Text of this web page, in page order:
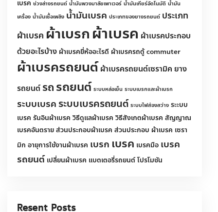
Brakepads nikoyo
NIKOYOBRAKE Nikoyo Brake
การทำงานของระบบเบรค ขายผ้าเบรค
จานเบรค ช่วงล่างรถยนต์
น้ำมันพวงมาลัยเพาเวอร์
น้ำมันเชื้อเพลิง น้ำมันเบรค